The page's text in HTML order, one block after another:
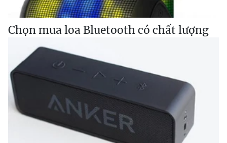
Chọn mua loa Bluetooth có chất lượng